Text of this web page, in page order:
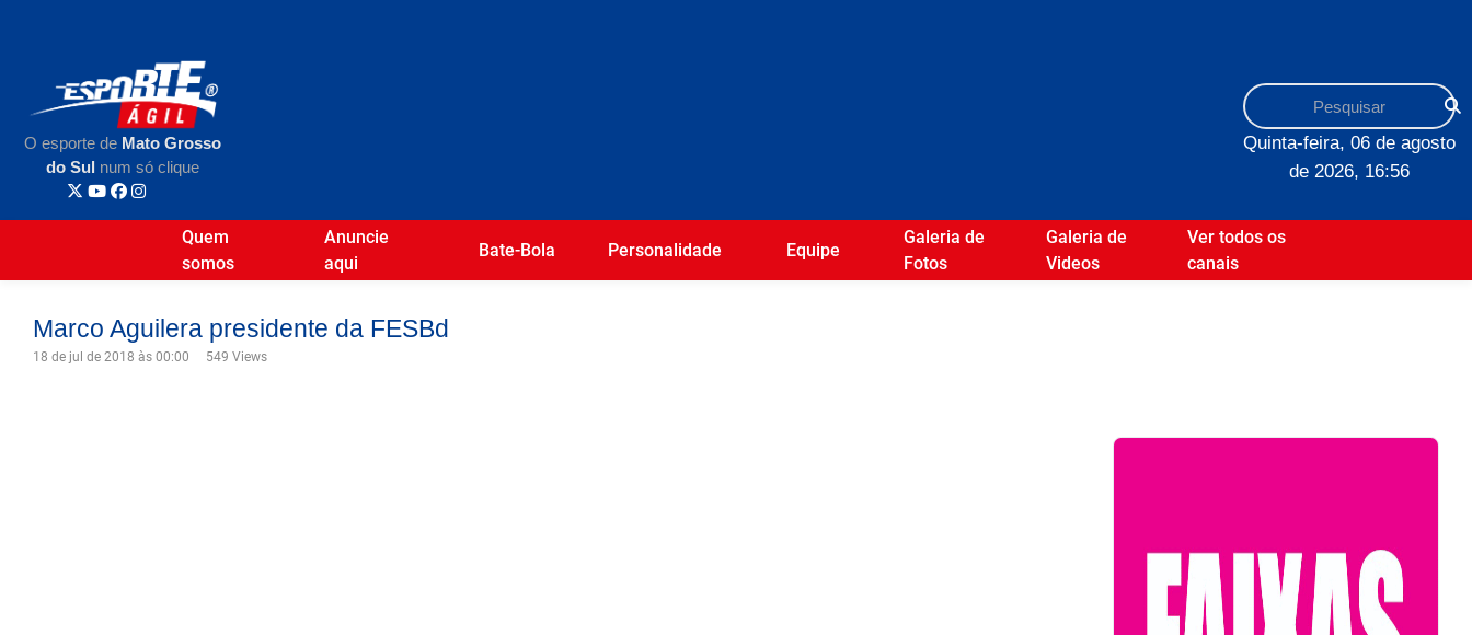
O esporte de Mato Grosso
do Sul num só clique
Quinta-feira, 06 de agosto
de 2026, 16:56
Quem
somos
Anuncie
aqui
Bate-Bola Personalidade Equipe
Galeria de
Fotos
Galeria de
Videos
Ver todos os
canais
Marco Aguilera presidente da FESBd
18 de jul de 2018 às 00:00 549 Views